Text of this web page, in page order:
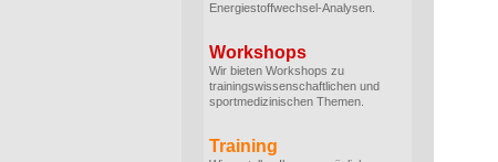
Energiestoffwechsel-Analysen.
Workshops
Wir bieten Workshops zu
trainingswissenschaftlichen und
sportmedizinischen Themen.
Training